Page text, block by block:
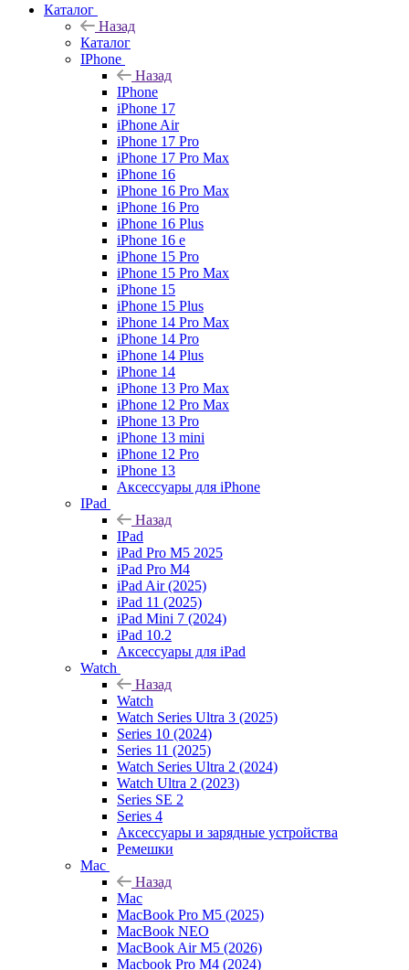
Каталог
Назад
Каталог
IPhone
Назад
IPhone
iPhone 17
iPhone Air
iPhone 17 Pro
iPhone 17 Pro Max
iPhone 16
iPhone 16 Pro Max
iPhone 16 Pro
iPhone 16 Plus
iPhone 16 e
iPhone 15 Pro
iPhone 15 Pro Max
iPhone 15
iPhone 15 Plus
iPhone 14 Pro Max
iPhone 14 Pro
iPhone 14 Plus
iPhone 14
iPhone 13 Pro Max
iPhone 12 Pro Max
iPhone 13 Pro
iPhone 13 mini
iPhone 12 Pro
iPhone 13
Аксессуары для iPhone
IPad
Назад
IPad
iPad Pro M5 2025
iPad Pro M4
iPad Air (2025)
iPad 11 (2025)
iPad Mini 7 (2024)
iPad 10.2
Аксессуары для iPad
Watch
Назад
Watch
Watch Series Ultra 3 (2025)
Series 10 (2024)
Series 11 (2025)
Watch Series Ultra 2 (2024)
Watch Ultra 2 (2023)
Series SE 2
Series 4
Аксессуары и зарядные устройства
Ремешки
Mac
Назад
Mac
MacBook Pro M5 (2025)
MacBook NEO
MacBook Air M5 (2026)
Macbook Pro M4 (2024)